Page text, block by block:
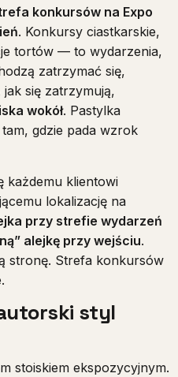
konkursów na Expo
. Konkursy ciastkarskie,
tortów — to wydarzenia,
zatrzymać się,
się zatrzymują,
wokół. Pastylka
tam, gdzie pada wzrok
każdemu klientowi
lokalizację na
przy strefie wydarzeń
alejkę przy wejściu.
stronę. Strefa konkursów
styl
stoiskiem ekspozycyjnym.